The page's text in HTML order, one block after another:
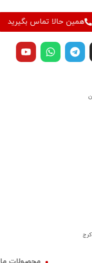
همین حالا تماس بگیرید